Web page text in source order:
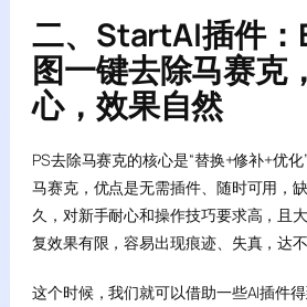
二、StartAI插件
图一键去除马赛克
心，效果自然
PS去除马赛克的核心是“替换+修补+优
马赛克，优点是无需插件、随时可用，
久，对新手耐心和操作技巧要求高，且
复效果有限，容易出现痕迹、失真，达不
这个时候，我们就可以借助一些AI插件